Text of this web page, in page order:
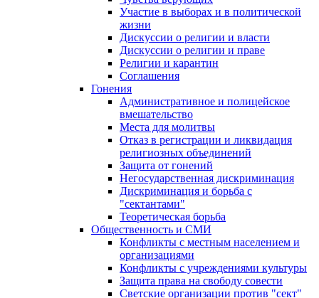
Участие в выборах и в политической
жизни
Дискуссии о религии и власти
Дискуссии о религии и праве
Религии и карантин
Соглашения
Гонения
Административное и полицейское
вмешательство
Места для молитвы
Отказ в регистрации и ликвидация
религиозных объединений
Защита от гонений
Негосударственная дискриминация
Дискриминация и борьба с
"сектантами"
Теоретическая борьба
Общественность и СМИ
Конфликты с местным населением и
организациями
Конфликты с учреждениями культуры
Защита права на свободу совести
Светские организации против "сект"